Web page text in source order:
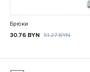
Брюки
30.76 BYN 51.27BYN